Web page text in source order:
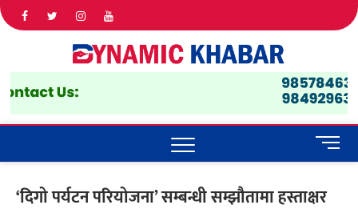
IN NEPAL
M
e
u
‘दिगो पर्यटन परियोजना’ सम्बन्धी सम्झौतामा हस्ताक्षर